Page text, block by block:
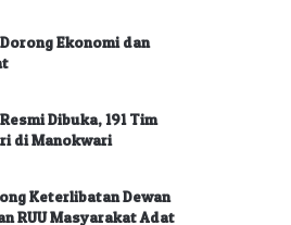
Ekonomi dan
Dibuka, 191 Tim
di Manokwari
Keterlibatan Dewan
RUU Masyarakat Adat